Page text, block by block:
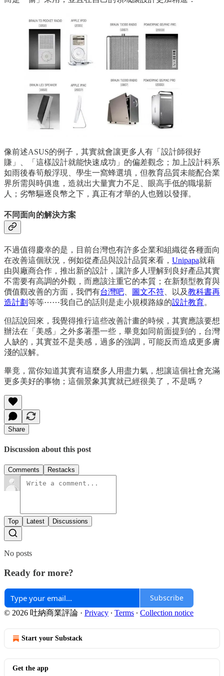
像前述ASUS的例子，其實就會讓更多人有「設計師很好
賺」、「這樣設計就能快速成功」的偏差觀念；加上設計科系
如雨後春筍般浮現、學生一窩蜂選填，但教育品質未能配合業
界所需與時俱進，造就出大量實力不足、眼高手低的職場新
人；劣幣驅逐良幣之下，真正有才華的人也難以發揮。
不同面向的解決方案
不過值得慶幸的是，目前台灣也有許多企業和組織從各種面向
在改善這個狀況，例如從產品與設計品質來看， Unipapa就藉
由與廠商合作，推出新的設計，讓許多人理解到良好產品其實
不需要有高調的外觀，而應該注重它的本質；在新類型教育與
價值觀改善的方面，我們有台灣吧 圖文不符 、以及教科書再
造計劃等等⋯⋯我自己的話則是走小規模路線的設計教育。
但話說回來，我覺得推行這些改善計畫的時候，其實應該要想
辦法在「美感」之外多著墨一些，畢竟如同前面提到的，台灣
人缺的，其實並不是美感，過多的強調，可能反而造成更多膚
淺的誤解。
畢竟，當你知道其實有這麼多人用盡力氣，想讓這個社會充滿
更多美好的事物；這個景象其實就已經很美了，不是嗎？
Share
Discussion about this post
Comments Restacks
Top Latest Discussions
No posts
Ready for more?
Subscribe
© 2026 吐納商業評論 · Privacy ∙ Terms ∙ Collection notice
Start your Substack
Get the app